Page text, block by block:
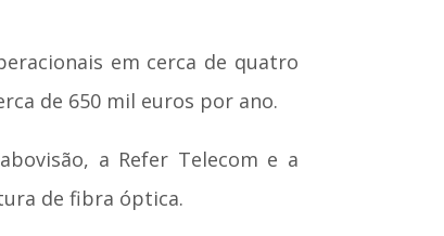
em cerca de quatro
de 650 mil euros por ano.
a Refer Telecom e a
de fibra óptica.